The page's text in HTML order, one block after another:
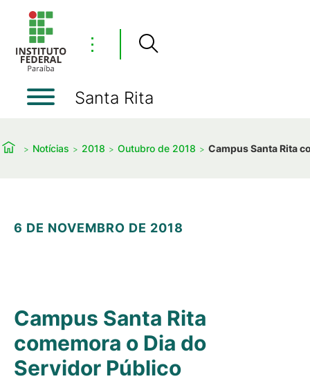
⋮
Santa Rita
Notícias 2018 Outubro de 2018 Campus Santa Rita
6 DE NOVEMBRO DE 2018
Campus Santa Rita
comemora o Dia do
Servidor Público